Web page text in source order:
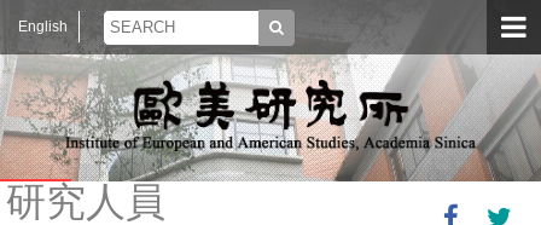
English
研究人員